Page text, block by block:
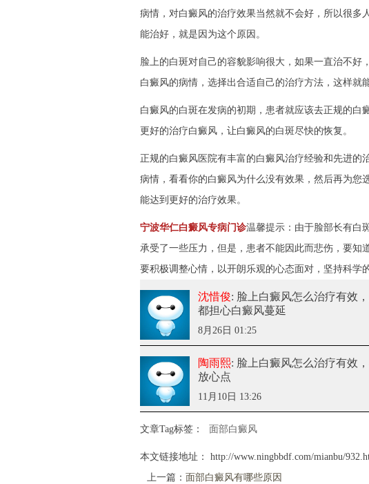
病情，对白癜风的治疗效果当然就不会好，所以很多
能治好，就是因为这个原因。
脸上的白斑对自己的容貌影响很大，如果一直治不好
白癜风的病情，选择出合适自己的治疗方法，这样就
白癜风的白斑在发病的初期，患者就应该去正规的白
更好的治疗白癜风，让白癜风的白斑尽快的恢复。
正规的白癜风医院有丰富的白癜风治疗经验和先进的
病情，看看你的白癜风为什么没有效果，然后再为您
能达到更好的治疗效果。
宁波华仁白癜风专病门诊温馨提示：由于脸部长有白
承受了一些压力，但是，患者不能因此而悲伤，要知
要积极调整心情，以开朗乐观的心态面对，坚持科学
沈惜俊: 脸上白癜风怎么治疗有效
都担心白癜风蔓延
8月26日 01:25
陶雨熙: 脸上白癜风怎么治疗有效
放心点
11月10日 13:26
文章Tag标签： 面部白癜风
本文链接地址：
http://www.ningbbdf.com/mianbu/
上一篇： 面部白癜风有哪些原因